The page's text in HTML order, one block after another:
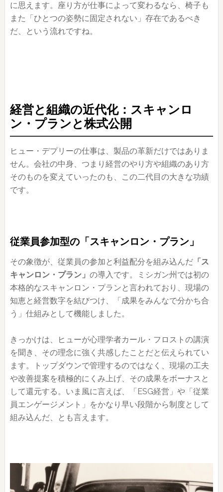
に思えます。座り方が仕事によって変わるなら、椅子も
また「ひとつの姿勢に固定されない」存在であるべき
だ、という流れですね。
経営と組織の近代化：スキャンロ
ン・プランと株式公開
ヒュー・デプリーの仕事は、製品の革新だけではありま
せん。会社の中身、つまり経営のやり方や組織のあり方
そのものを変えていったのも、この二代目の大きな功績
です。
従業員参加型の「スキャンロン・プラン」
その象徴が、従業員の参加と利益配分を組み込んだ「ス
キャンロン・プラン」 の導入です。ミシガン州では初の
本格的なスキャンロン・プランと言われており、現場の
知恵と経営数字を結びつけ、「成果をみんなで分かち合
う」仕組みとして機能しました。
きっかけは、ヒューが心理学者カール・フロストの講演
を聞き、その理念に強く共感したことだと伝えられてい
ます。トップダウンで管理するのではなく、現場の工夫
や改善提案を積極的にくみ上げ、その成果をボーナスと
して還元する。いま風に言えば、「ESG経営」や「従業
員エンゲージメント」をかなり早い段階から制度として
組み込んだ、とも言えます。